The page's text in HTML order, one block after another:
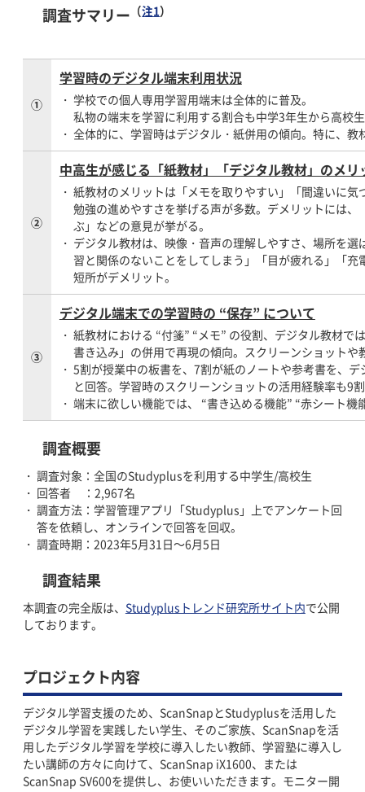
調査サマリー （注1）
①
学習時のデジタル端末利用状況
学校での個人専用学習用端末は全体的に普及。
私物の端末を学習に利用する割合も中学3年生から高校
全体的に、学習時はデジタル・紙併用の傾向。特に、
②
中高生が感じる「紙教材」「デジタル教材」のメ
紙教材のメリットは「メモを取りやすい」「間違いに
勉強の進めやすさを挙げる声が多数。デメリットには
ぶ」などの意見が挙がる。
デジタル教材は、映像・音声の理解しやすさ、場所を
習と関係のないことをしてしまう」「目が疲れる」「
短所がデメリット。
③
デジタル端末での学習時の “保存” について
紙教材における “付箋” “メモ” の役割、デジタル教材で
書き込み」の併用で再現の傾向。スクリーンショットや
5割が授業中の板書を、7割が紙のノートや参考書を、
と回答。学習時のスクリーンショットの活用経験率も9
端末に欲しい機能では、 “書き込める機能” “赤シート機
調査概要
調査対象：全国のStudyplusを利用する中学生/高校生
回答者 ：2,967名
調査方法：学習管理アプリ「Studyplus」上でアンケート回
答を依頼し、オンラインで回答を回収。
調査時期：2023年5月31日～6月5日
調査結果
本調査の完全版は、 Studyplusトレンド研究所サイト内で公開
しております。
プロジェクト内容
デジタル学習支援のため、ScanSnapとStudyplusを活用した
デジタル学習を実践したい学生、そのご家族、ScanSnapを活
用したデジタル学習を学校に導入したい教師、学習塾に導入し
たい講師の方々に向けて、ScanSnap iX1600、または
ScanSnap SV600を提供し、お使いいただきます。モニター開